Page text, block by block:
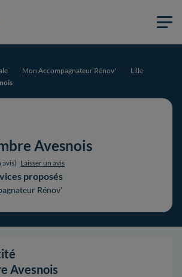
Mon Accompagnateur Rénov'
Lille
Avesnois
avis) Laisser un avis
proposés
Rénov'
Avesnois